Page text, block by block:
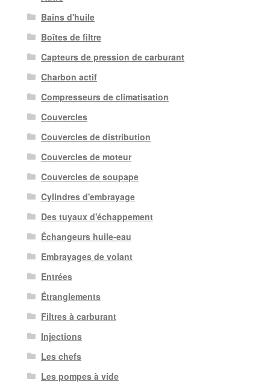
Bains d'huile
Boîtes de filtre
Capteurs de pression de carburant
Charbon actif
Compresseurs de climatisation
Couvercles
Couvercles de distribution
Couvercles de moteur
Couvercles de soupape
Cylindres d'embrayage
Des tuyaux d'échappement
Échangeurs huile-eau
Embrayages de volant
Entrées
Étranglements
Filtres à carburant
Injections
Les chefs
Les pompes à vide